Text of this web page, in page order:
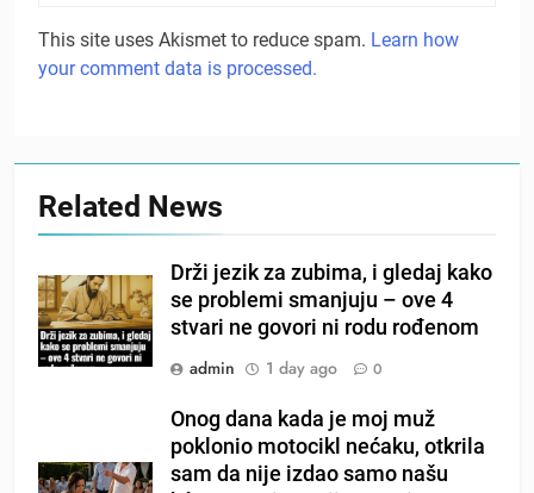
This site uses Akismet to reduce spam. Learn how
your comment data is processed.
Related News
Drži jezik za zubima, i gledaj kako
se problemi smanjuju – ove 4
stvari ne govori ni rodu rođenom
admin
1 day ago 0
Onog dana kada je moj muž
poklonio motocikl nećaku, otkrila
sam da nije izdao samo našu